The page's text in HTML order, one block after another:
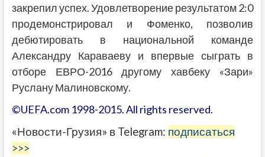
закрепил успех. Удовлетворение результатом 2:0
продемонстрировал и Фоменко, позволив
дебютировать в национальной команде
Александру Караваеву и впервые сыграть в
отборе ЕВРО-2016 другому хавбеку «Зари»
Руслану Малиновскому.
©UEFA.com 1998-2015. All rights reserved.
«Новости-Грузия» в Telegram: подписаться
>>>